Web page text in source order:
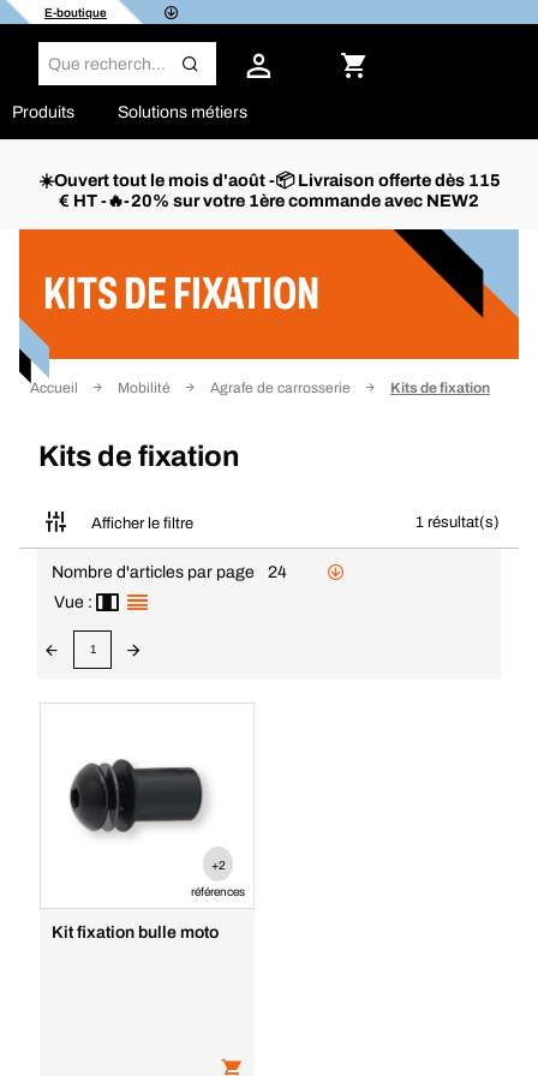
E-boutique
Produits Solutions métiers
☀️Ouvert tout le mois d'août -📦 Livraison offerte dès 115
€ HT -🔥-20% sur votre 1ère commande avec NEW2
KITS DE FIXATION
Accueil Mobilité Agrafe de carrosserie Kits de fixation
Kits de fixation
Afficher le filtre 1 résultat(s)
Filtrer
Nombre d'articles par page
24
Vue :
1
+2
références
Kit fixation bulle moto